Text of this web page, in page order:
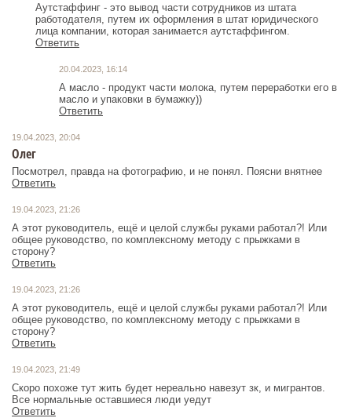
Аутстаффинг - это вывод части сотрудников из штата
работодателя, путем их оформления в штат юридического
лица компании, которая занимается аутстаффингом.
Ответить
20.04.2023, 16:14
А масло - продукт части молока, путем переработки его в
масло и упаковки в бумажку))
Ответить
19.04.2023, 20:04
Олег
Посмотрел, правда на фотографию, и не понял. Поясни внятнее
Ответить
19.04.2023, 21:26
А этот руководитель, ещё и целой службы руками работал?! Или
общее руководство, по комплексному методу с прыжками в
сторону?
Ответить
19.04.2023, 21:26
А этот руководитель, ещё и целой службы руками работал?! Или
общее руководство, по комплексному методу с прыжками в
сторону?
Ответить
19.04.2023, 21:49
Скоро похоже тут жить будет нереально навезут зк, и мигрантов.
Все нормальные оставшиеся люди уедут
Ответить